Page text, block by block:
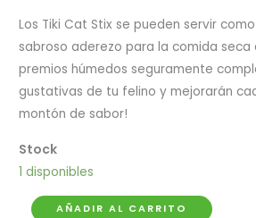
Los Tiki Cat Stix se pueden servir
sabroso aderezo para la comida seca
premios húmedos seguramente
gustativas de tu felino y mejorarán
montón de sabor!
1 disponibles
Tiki
AÑADIR AL CARRITO